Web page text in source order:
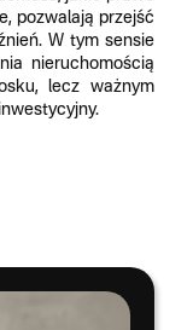
pozwalają przejść
W tym sensie
nieruchomością
lecz ważnym